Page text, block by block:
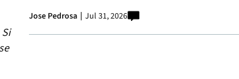
Jose Pedrosa Jul 31, 2026